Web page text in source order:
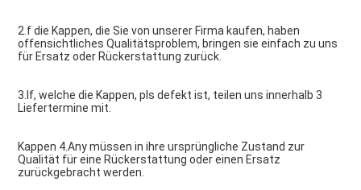
2.f die Kappen, die Sie von unserer Firma kaufen, haben
offensichtliches Qualitätsproblem, bringen sie einfach zu uns
für Ersatz oder Rückerstattung zurück.
3.If, welche die Kappen, pls defekt ist, teilen uns innerhalb 3
Liefertermine mit.
Kappen 4.Any müssen in ihre ursprüngliche Zustand zur
Qualität für eine Rückerstattung oder einen Ersatz
zurückgebracht werden.